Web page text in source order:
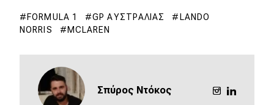
FORMULA 1 GP ΑΥΣΤΡΑΛΊΑΣ
LANDO
NORRIS
MCLAREN
Σπύρος Ντόκος